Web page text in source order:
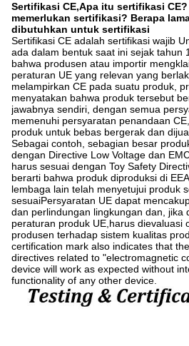
Sertifikasi CE,Apa itu sertifikasi
memerlukan sertifikasi? Berapa
dibutuhkan untuk sertifikasi
Sertifikasi CE adalah sertifikasi wajib
ada dalam bentuk saat ini sejak tahun
bahwa produsen atau importir
peraturan UE yang relevan yang
melampirkan CE pada suatu produk,
menyatakan bahwa produk tersebut
jawabnya sendiri, dengan semua
memenuhi persyaratan penandaan
produk untuk bebas bergerak dan
Sebagai contoh, sebagian besar
dengan Directive Low Voltage dan
harus sesuai dengan Toy Safety
berarti bahwa produk diproduksi di
lembaga lain telah menyetujui produk
sesuaiPersyaratan UE dapat
dan perlindungan lingkungan dan, jika
peraturan produk UE,harus dievaluasi
produsen terhadap sistem kualitas
certification mark also indicates that
directives related to "electromagnetic
device will work as expected without
functionality of any other device.